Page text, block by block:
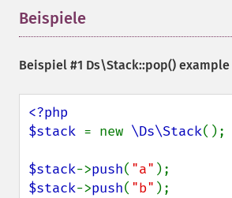
Beispiele
Beispiel #1 Ds\Stack::pop() example
<?php
$stack = new \Ds\Stack();
$stack->push( "a"
$stack->push( "b"